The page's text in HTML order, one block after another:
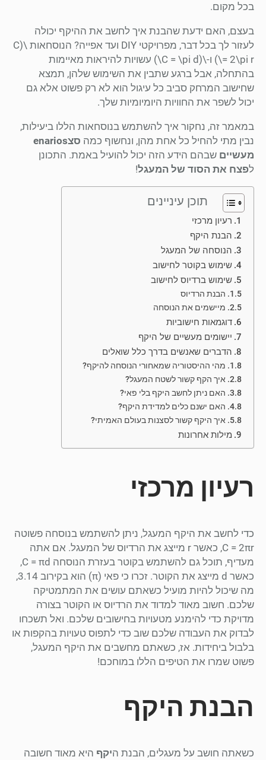
בכל מקום.
בעצם, האם ידעת שהבנת איך לחשב את ההיקף יכולה
לעזור לך בכל דבר, מפרויקטי DIY ועד אפייה? הנוסחאות \(C
= 2\pi r\) ו-\(C = \pi d\) עשויות להיראות מאיימות
בהתחלה, אבל ברגע שתבין את השימוש שלהן, תמצא
שחישוב המרחק סביב כל עיגול הוא לא רק פשוט אלא גם
יכול לשפר את החוויות היומיומיות שלך.
במאמר זה, נחקור איך להשתמש בנוסחאות הללו ביעילות,
נבין מתי להחיל כל אחת מהן, ונחשוף כמה
סצenarios
מעשיים שבהם הידע הזה יכול להועיל באמת. התכונן
לפצח את הסוד של המעגל!
תוכן עיניינים
רעיון מרכזי
הבנת היקף
הנוסחה של המעגל
שימוש בקוטר לחישוב
שימוש ברדיוס לחישוב
הבנת הרדיוס
מיישמים את הנוסחה
דוגמאות חישוביות
יישומים מעשיים של היקף
הדברים שאנשים בדרך כלל שואלים
מהי ההיסטוריה שמאחורי הנוסחה להיקף?
איך הקף קשור לשטח המעגל?
האם ניתן לחשב היקף בלי פאי?
האם ישנם כלים למדידת היקף?
איך היקף קשור לסצנות בעולם האמיתי?
מילות אחרונות
רעיון מרכזי
כדי לחשב את היקף המעגל, ניתן להשתמש בנוסחה פשוטה
C = 2πr, כאשר r מייצג את הרדיוס של המעגל. אם אתה
מעדיף, תוכל גם להשתמש בקוטר בעזרת הנוסחה C = πd,
כאשר d מייצג את הקוטר. זכרו כי פאי (π) הוא בקירוב 3.14,
מה שיכול להיות מועיל כשאתם עושים את המתמטיקה
שלכם. חשוב מאוד למדוד את הרדיוס או הקוטר בצורה
מדויקת כדי להימנע מטעויות בחישובים שלכם. ואל תשכחו
לבדוק את העבודה שלכם שוב כדי לתפוס טעויות בהקפות או
בלבול ביחידות. אז, כשאתם מחשבים את היקף המעגל,
פשוט שמרו את הטיפים הללו במוחכם!
הבנת היקף
כשאתה חושב על מעגלים, הבנת היקף היא מאוד חשובה